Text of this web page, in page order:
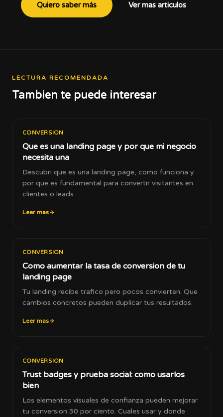
Quiero saber más Ver mas articulos
LECTURA RECOMENDADA
Tambien te puede interesar
CONVERSION
Que es una landing page y por que mi negocio
necesita una
Descubri que es una landing page, como funciona y
por que es fundamental para convertir visitantes en
clientes o leads.
Leer mas
CONVERSION
Como aumentar la tasa de conversion de tu
landing page
Tu landing recibe trafico pero pocos convierten. Que
cambios concretos pueden duplicar tus resultados.
Leer mas
CONVERSION
Trust badges y prueba social: como usarlos
bien
Los elementos visuales de confianza pueden mejorar
tu conversion 30 por ciento. Cuales usar y donde